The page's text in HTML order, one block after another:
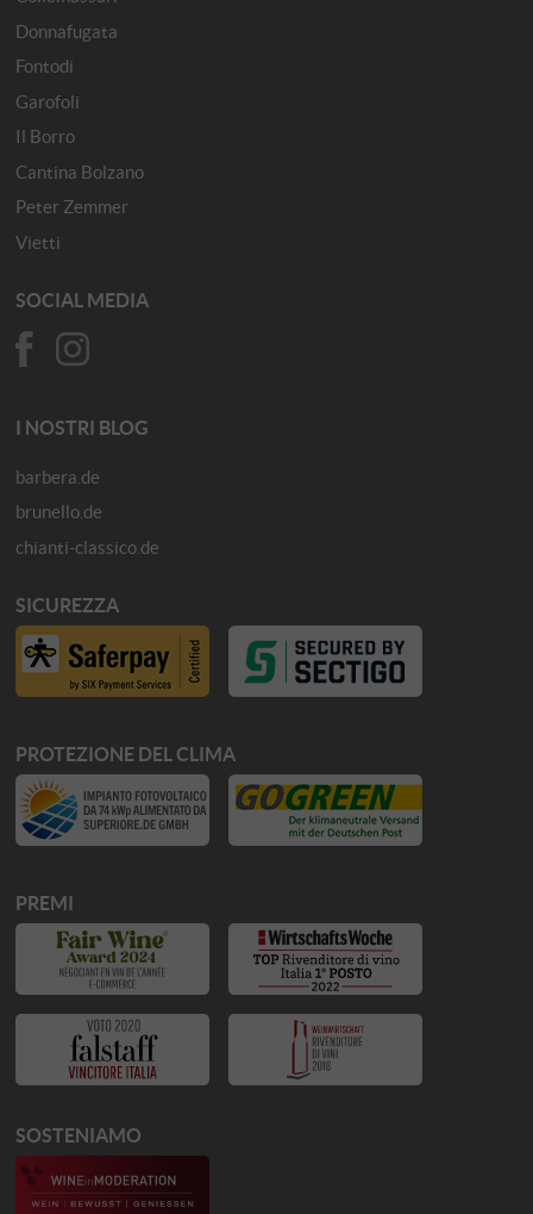
Donnafugata
Fontodi
Garofoli
Il Borro
Cantina Bolzano
Peter Zemmer
Vietti
SOCIAL MEDIA
I NOSTRI BLOG
barbera.de
brunello.de
chianti-classico.de
SICUREZZA
PROTEZIONE DEL CLIMA
PREMI
SOSTENIAMO